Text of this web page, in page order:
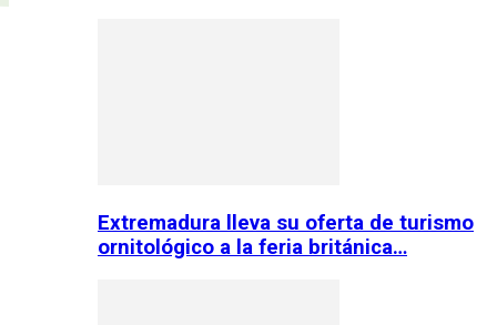
Extremadura lleva su oferta de turismo
ornitológico a la feria británica…